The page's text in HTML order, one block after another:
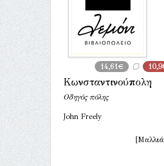
14,61€
Κωνσταντινούπολη
Οδηγός πόλης
John Freely